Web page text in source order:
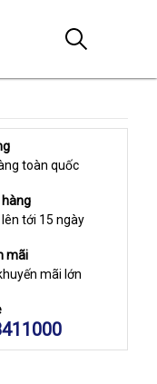
toàn quốc
tới 15 ngày
mãi
mãi lớn